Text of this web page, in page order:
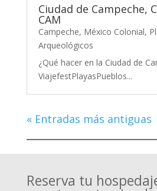
Ciudad de Campeche,
CAM
Campeche, México Colonial,
Arqueológicos
¿Qué hacer en la Ciudad de
ViajefestPlayasPueblos...
« Entradas más antiguas
Reserva tu